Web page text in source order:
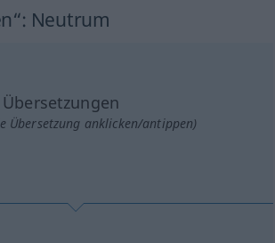
: Neutrum
Übersetzung anklicken/antippen)